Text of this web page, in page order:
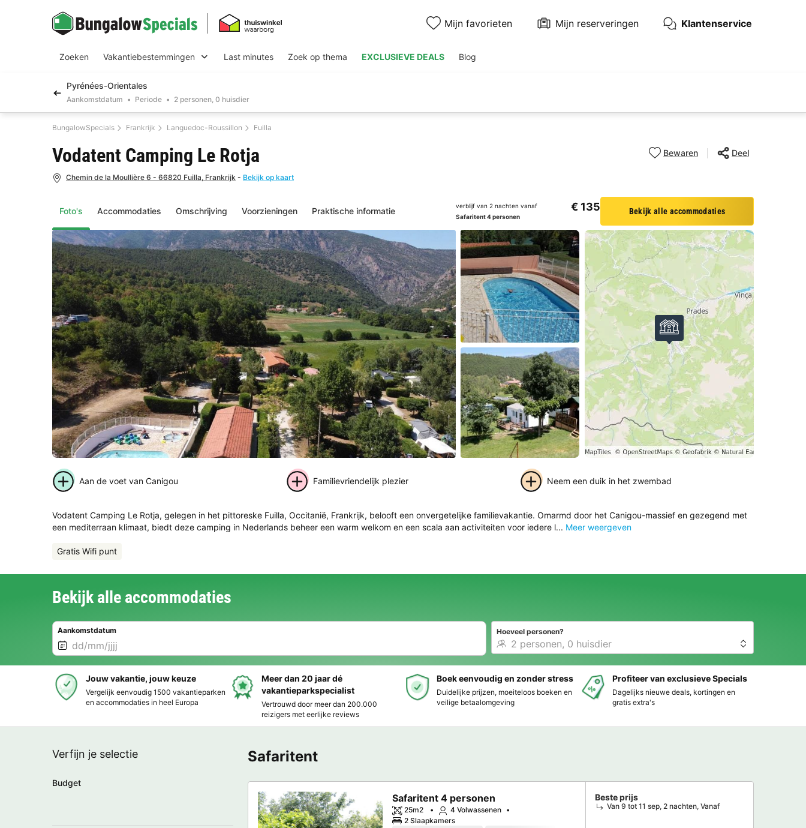
Mijn favorieten Mijn reserveringen Klantenservice
Zoeken Vakantiebestemmingen Last minutes Zoek op thema EXCLUSIEVE DEALS Blog
Pyrénées-Orientales
Aankomstdatum Periode 2 personen, 0 huisdier
BungalowSpecials Frankrijk Languedoc-Roussillon Fuilla
Foto's Accommodaties Omschrijving Voorzieningen Praktische informatie
verblijf van 2 nachten vanaf
Safaritent 4 personen
€ 135 Bekijk alle accommodaties
Vodatent Camping Le Rotja Bewaren Deel
Chemin de la Moullière 6 - 66820 Fuilla, Frankrijk - Bekijk op kaart
foto's
Aan de voet van Canigou Familievriendelijk plezier Neem een duik in het zwembad
Vodatent Camping Le Rotja, gelegen in het pittoreske Fuilla, Occitanië, Frankrijk, belooft een onvergetelijke familievakantie. Omarmd door het Canigou-massief en gezegend met
een mediterraan klimaat, biedt deze camping in Nederlands beheer een warm welkom en een scala aan activiteiten voor iedere l... Meer weergeven
Gratis Wifi punt
Bekijk alle accommodaties
Aankomstdatum Hoeveel personen?
Jouw vakantie, jouw keuze
Vergelijk eenvoudig 1500 vakantieparken
en accommodaties in heel Europa
Meer dan 20 jaar dé
vakantieparkspecialist
Vertrouwd door meer dan 200.000
reizigers met eerlijke reviews
Boek eenvoudig en zonder stress
Duidelijke prijzen, moeiteloos boeken en
veilige betaalomgeving
Profiteer van exclusieve Specials
Dagelijks nieuwe deals, kortingen en
gratis extra's
Verfijn je selectie
Budget
Safaritent
Safaritent 4 personen
25m2
4 Volwassenen
2 Slaapkamers
Beste prijs
Van 9 tot 11 sep, 2 nachten, Vanaf